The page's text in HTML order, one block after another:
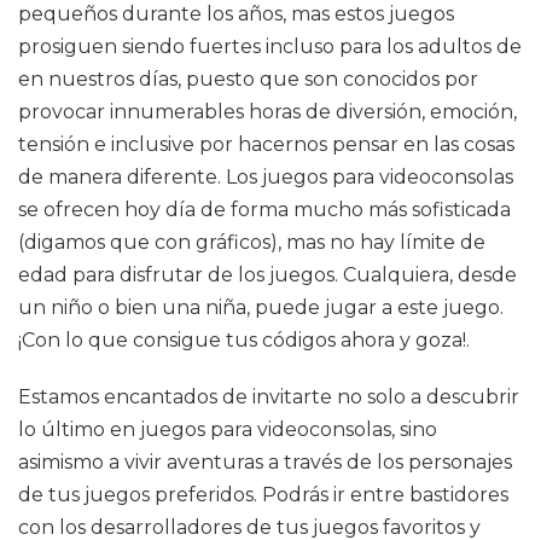
pequeños durante los años, mas estos juegos
prosiguen siendo fuertes incluso para los adultos de
en nuestros días, puesto que son conocidos por
provocar innumerables horas de diversión, emoción,
tensión e inclusive por hacernos pensar en las cosas
de manera diferente. Los juegos para videoconsolas
se ofrecen hoy día de forma mucho más sofisticada
(digamos que con gráficos), mas no hay límite de
edad para disfrutar de los juegos. Cualquiera, desde
un niño o bien una niña, puede jugar a este juego.
¡Con lo que consigue tus códigos ahora y goza!.
Estamos encantados de invitarte no solo a descubrir
lo último en juegos para videoconsolas, sino
asimismo a vivir aventuras a través de los personajes
de tus juegos preferidos. Podrás ir entre bastidores
con los desarrolladores de tus juegos favoritos y